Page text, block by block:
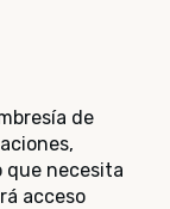
de
que necesita
acceso